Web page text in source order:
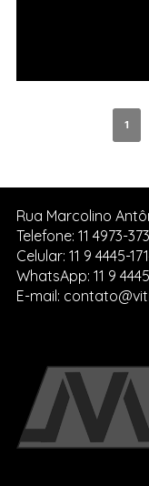
1
Rua Marcolino
Telefone: 11 4973-
Celular: 11 9 4445-
WhatsApp: 11 9
E-mail: